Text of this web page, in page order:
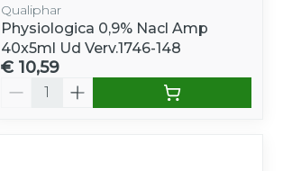
Qualiphar
Physiologica 0,9% Nacl Amp
40x5ml Ud Verv.1746-148
€ 10,59
Aantal